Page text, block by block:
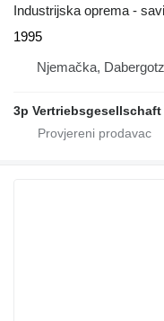
Industrijska oprema -
1995
Njemačka, Dabergotz
3p Vertriebsgesellschaft